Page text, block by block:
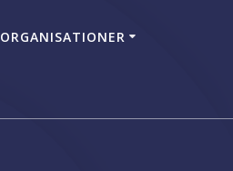
ORGANISATIONER